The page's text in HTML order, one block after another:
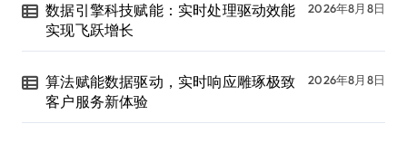
数据引擎科技赋能：实时处理驱动效能
实现飞跃增长
2026年8月8日
算法赋能数据驱动，实时响应雕琢极致
客户服务新体验
2026年8月8日